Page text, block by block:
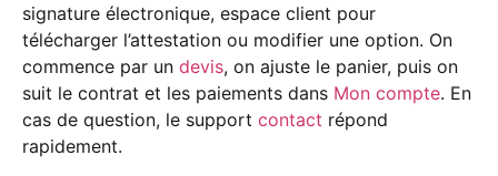
signature électronique, espace client pour
télécharger l’attestation ou modifier une option. On
commence par un devis, on ajuste le panier, puis on
suit le contrat et les paiements dans Mon compte. En
cas de question, le support contact répond
rapidement.